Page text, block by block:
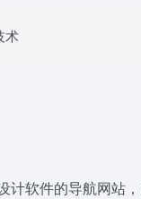
术
计软件的导航网站